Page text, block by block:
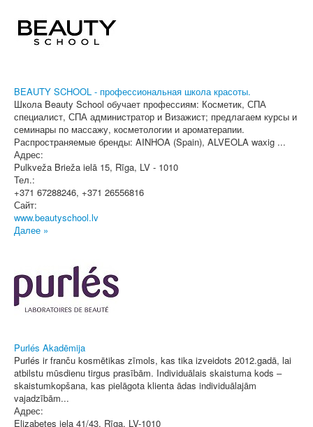
BEAUTY SCHOOL - профессиональная школа красоты.
Школа Beauty School обучает профессиям: Косметик, СПА
специалист, СПА администратор и Визажист; предлагаем курсы и
семинары по массажу, косметологии и ароматерапии.
Распространяемые бренды: AINHOA (Spain), ALVEOLA waxig ...
Адрес:
Pulkveža Brieža ielā 15, Rīga, LV - 1010
Тел.:
+371 67288246, +371 26556816
Сайт:
www.beautyschool.lv
Далее »
Purlés Akadēmija
Purlés ir franču kosmētikas zīmols, kas tika izveidots 2012.gadā, lai
atbilstu mūsdienu tirgus prasībām. Individuālais skaistuma kods –
skaistumkopšana, kas pielāgota klienta ādas individuālajām
vajadzībām...
Адрес:
Elizabetes iela 41/43, Rīga, LV-1010